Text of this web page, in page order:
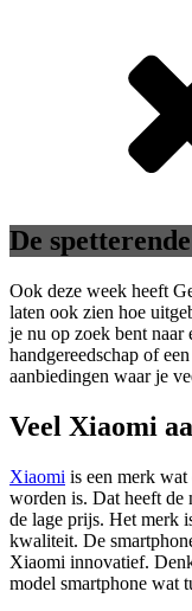
De
Ook deze week heeft
laten ook zien hoe
je nu op zoek bent naar
handgereedschap of
aanbiedingen waar je
Veel Xiaomi
Xiaomi is een merk
worden is. Dat heeft de
de lage prijs. Het merk
kwaliteit. De
Xiaomi innovatief.
model smartphone wat